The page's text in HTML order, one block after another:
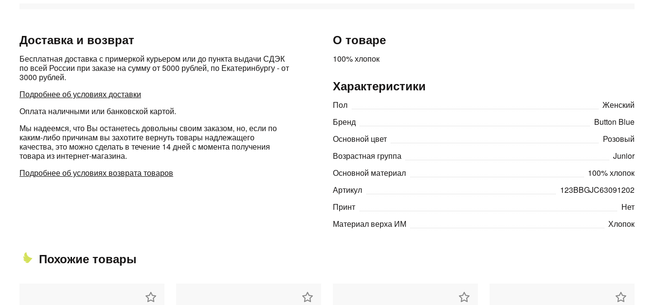
Доставка и возврат
Бесплатная доставка с примеркой курьером или до пункта выдачи СДЭК
по всей России при заказе на сумму от 5000 рублей, по Екатеринбургу - от
3000 рублей.
Подробнее об условиях доставки
Оплата наличными или банковской картой.
Мы надеемся, что Вы останетесь довольны своим заказом, но, если по
каким-либо причинам вы захотите вернуть товары надлежащего
качества, это можно сделать в течение 14 дней с момента получения
товара из интернет-магазина.
Подробнее об условиях возврата товаров
О товаре
100% хлопок
Характеристики
Пол
Женский
Бренд
Button Blue
Основной цвет
Розовый
Возрастная группа
Junior
Основной материал
100% хлопок
Артикул
123BBGJC63091202
Принт
Нет
Материал верха ИМ
Хлопок
Похожие товары
Оплачивайте сегодня только
выбранный способом
Оставшиеся списываться
с вашей карты каждые 2 недели
об оплате Плайтом
plait.ru